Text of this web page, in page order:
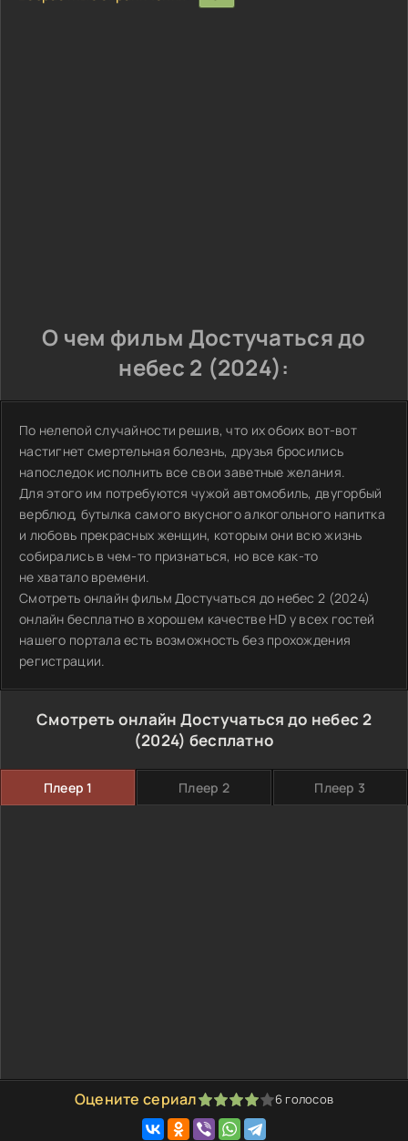
О чем фильм Достучаться до
небес 2 (2024):
По нелепой случайности решив, что их обоих вот-вот
настигнет смертельная болезнь, друзья бросились
напоследок исполнить все свои заветные желания.
Для этого им потребуются чужой автомобиль, двугорбый
верблюд, бутылка самого вкусного алкогольного напитка
и любовь прекрасных женщин, которым они всю жизнь
собирались в чем-то признаться, но все как-то
не хватало времени.
Смотреть онлайн фильм Достучаться до небес 2 (2024)
онлайн бесплатно в хорошем качестве HD у всех гостей
нашего портала есть возможность без прохождения
регистрации.
Смотреть онлайн Достучаться до небес 2
(2024) бесплатно
Плеер 1 Плеер 2 Плеер 3
Оцените сериал
1 2 3 4 5 6голосов